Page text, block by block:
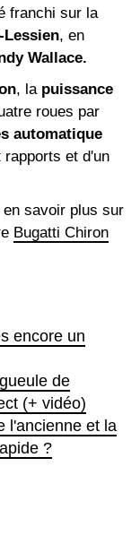
franchi sur la
Lessien, en
Wallace.
, la puissance
roues par
automatique
rapports et d'un
savoir plus sur
Bugatti Chiron
encore un
de
(+ vidéo)
l'ancienne et la
?